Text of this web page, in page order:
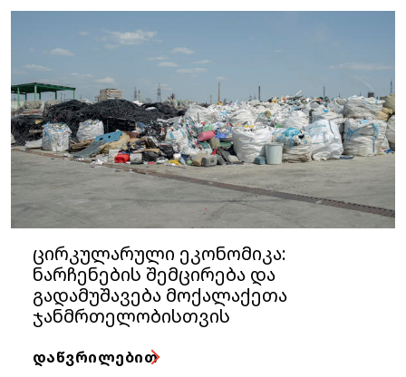
ცირკულარული ეკონომიკა:
ნარჩენების შემცირება და
გადამუშავება მოქალაქეთა
ჯანმრთელობისთვის
ᲓᲐᲬᲕᲠᲘᲚᲔᲑᲘᲗ